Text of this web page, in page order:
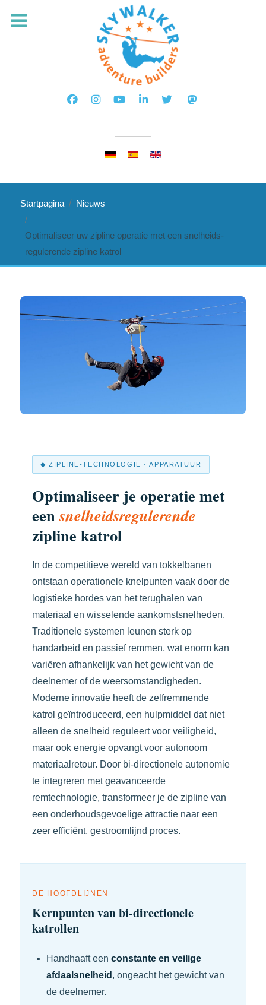
Startpagina Nieuws
Optimaliseer uw zipline operatie met een snelheids-
regulerende zipline katrol
◆ ZIPLINE-TECHNOLOGIE · APPARATUUR
Optimaliseer je operatie met
eensnelheidsregulerende
zipline katrol
In de competitieve wereld van tokkelbanen
ontstaan operationele knelpunten vaak door de
logistieke hordes van het terughalen van
materiaal en wisselende aankomstsnelheden.
Traditionele systemen leunen sterk op
handarbeid en passief remmen, wat enorm kan
variëren afhankelijk van het gewicht van de
deelnemer of de weersomstandigheden.
Moderne innovatie heeft de zelfremmende
katrol geïntroduceerd, een hulpmiddel dat niet
alleen de snelheid reguleert voor veiligheid,
maar ook energie opvangt voor autonoom
materiaalretour. Door bi-directionele autonomie
te integreren met geavanceerde
remtechnologie, transformeer je de zipline van
een onderhoudsgevoelige attractie naar een
zeer efficiënt, gestroomlijnd proces.
DE HOOFDLIJNEN
Kernpunten van bi-directionele
katrollen
Handhaaft een constante en veilige
afdaalsnelheid , ongeacht het gewicht van
de deelnemer.